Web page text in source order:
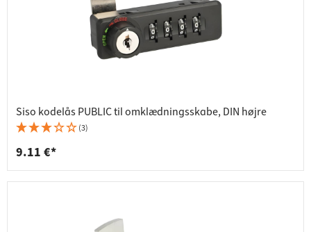
Siso kodelås PUBLIC til omklædningsskabe, DIN højre
(3)
9.11 €*